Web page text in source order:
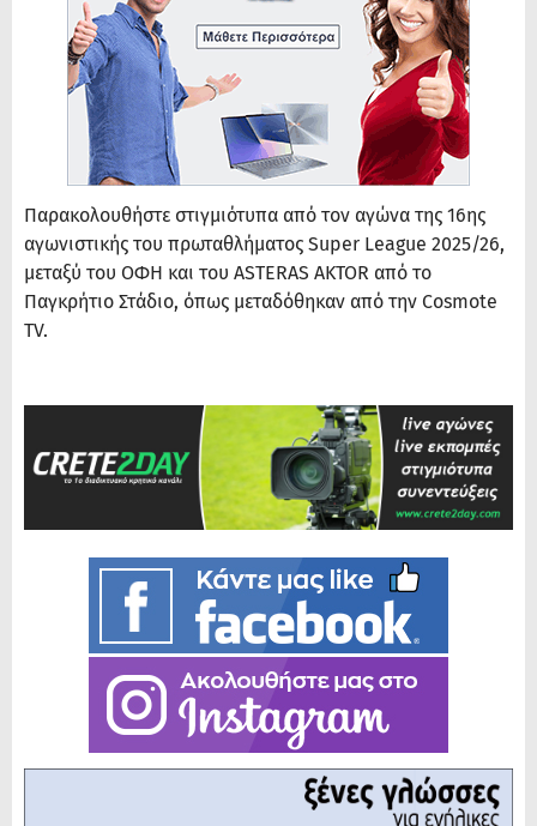
Παρακολουθήστε στιγμιότυπα από τον αγώνα της 16ης
αγωνιστικής του πρωταθλήματος Super League 2025/26,
μεταξύ του ΟΦΗ και του ASTERAS AKTOR από το
Παγκρήτιο Στάδιο, όπως μεταδόθηκαν από την Cosmote
TV.